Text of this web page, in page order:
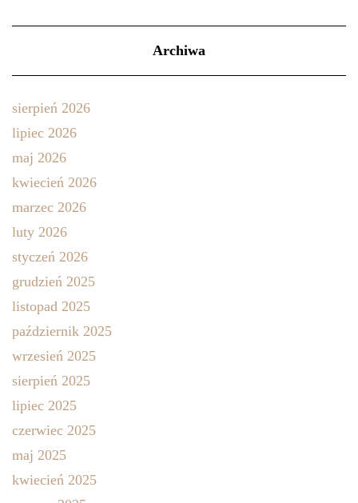
Archiwa
sierpień 2026
lipiec 2026
maj 2026
kwiecień 2026
marzec 2026
luty 2026
styczeń 2026
grudzień 2025
listopad 2025
październik 2025
wrzesień 2025
sierpień 2025
lipiec 2025
czerwiec 2025
maj 2025
kwiecień 2025